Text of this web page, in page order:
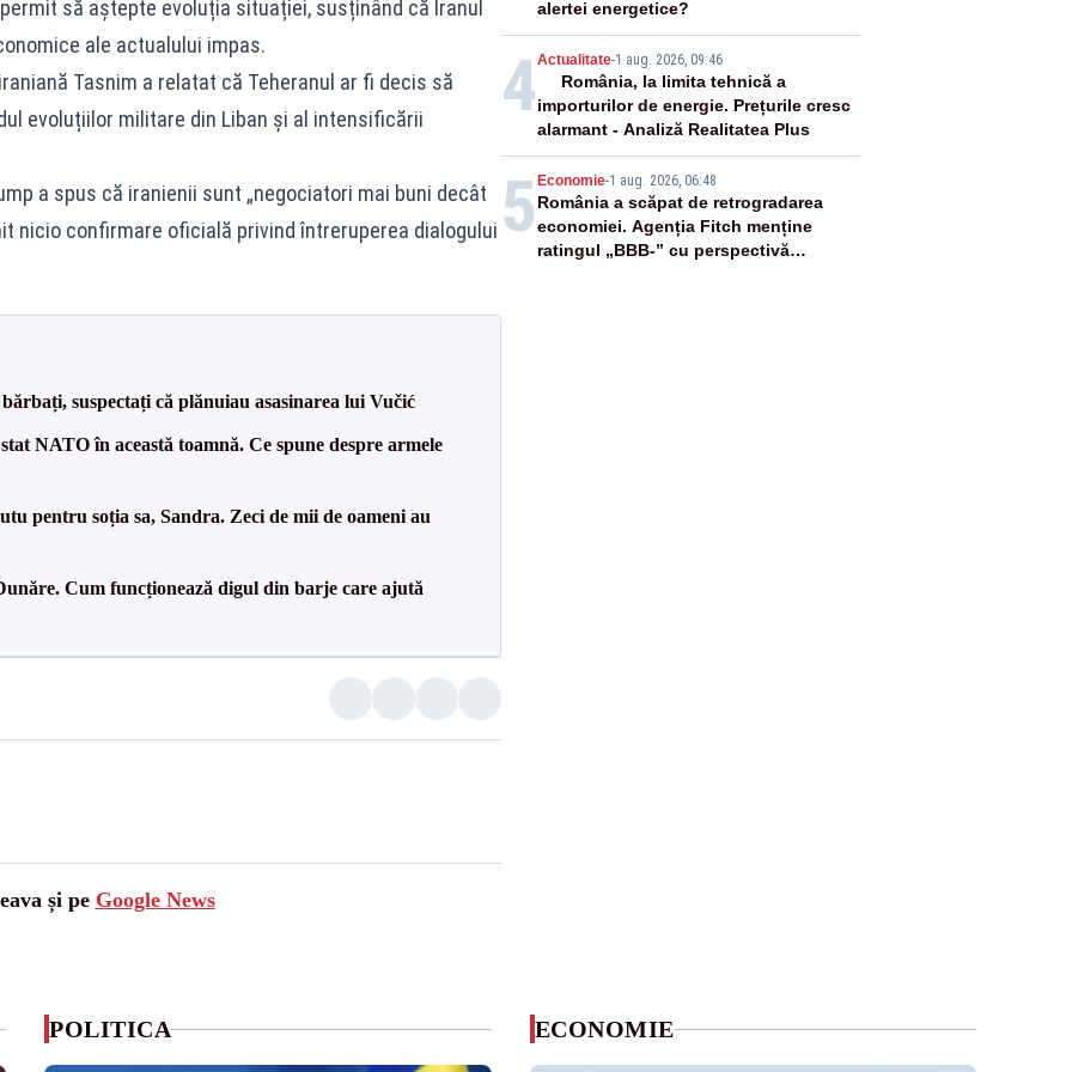
să aștepte evoluția situației, susținând că Iranul
ale actualului impas.
Tasnim a relatat că Teheranul ar fi decis să
evoluțiilor militare din Liban și al intensificării
a spus că iranienii sunt „negociatori mai buni decât
nicio confirmare oficială privind întreruperea dialogului
suspectați că plănuiau asasinarea lui Vučić
NATO în această toamnă. Ce spune despre armele
pentru soția sa, Sandra. Zeci de mii de oameni au
Cum funcționează digul din barje care ajută
și pe Google News
alertei energetice?
4Actualitate-1 aug. 2026, 09:46
România, la limita tehnică a
importurilor de energie. Prețurile cresc
alarmant - Analiză Realitatea Plus
5 Economie-1 aug. 2026, 06:48
România a scăpat de retrogradarea
economiei. Agenția Fitch menține
ratingul „BBB-” cu perspectivă
POLITICA ECONOMIE